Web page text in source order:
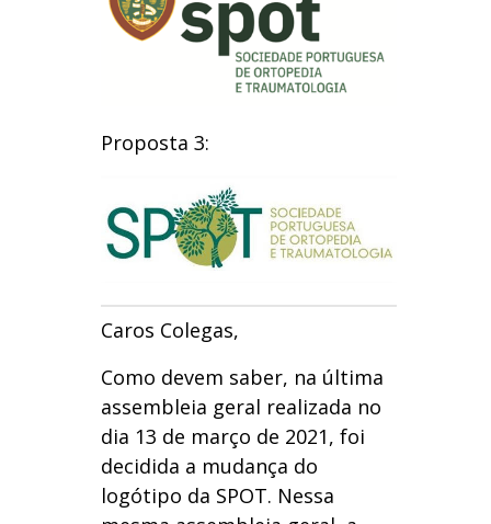
Proposta 3:
Caros Colegas,
Como devem saber, na última
assembleia geral realizada no
dia 13 de março de 2021, foi
decidida a mudança do
logótipo da SPOT. Nessa